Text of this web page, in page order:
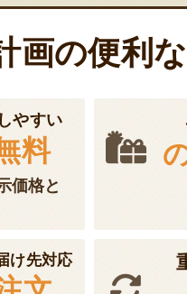
画の便利
やすい
料
価格と
け先対応